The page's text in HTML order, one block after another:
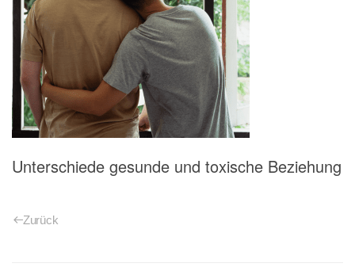
Unterschiede gesunde und toxische Beziehung
Zurück